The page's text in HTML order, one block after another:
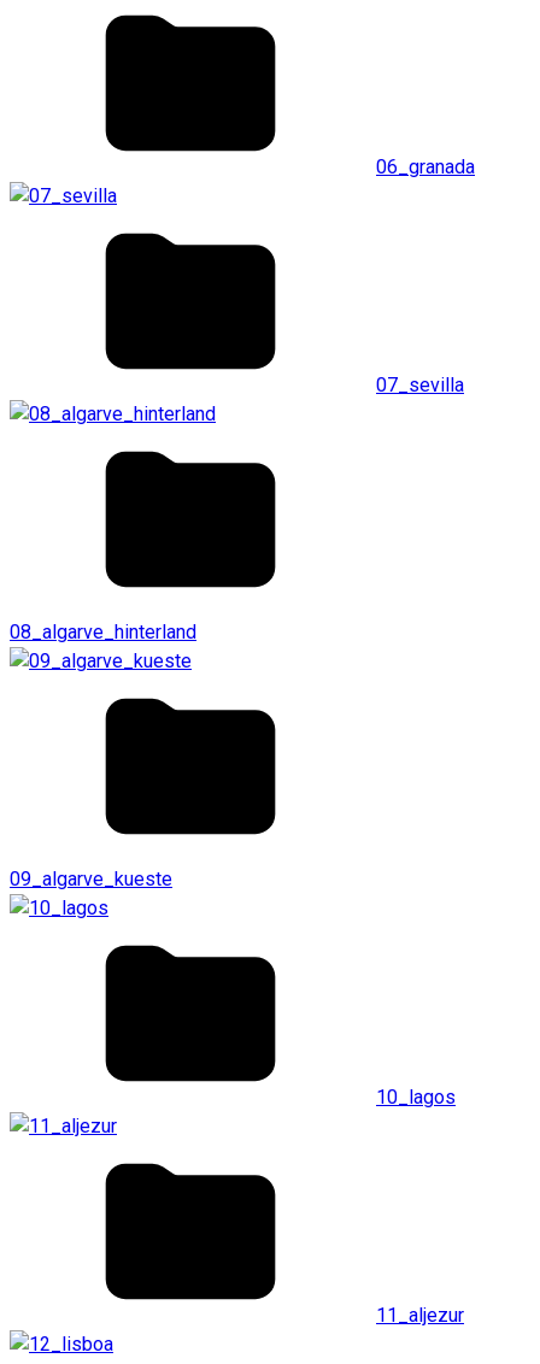
06_granada
07_sevilla
08_algarve_hinterland
09_algarve_kueste
10_lagos
11_aljezur